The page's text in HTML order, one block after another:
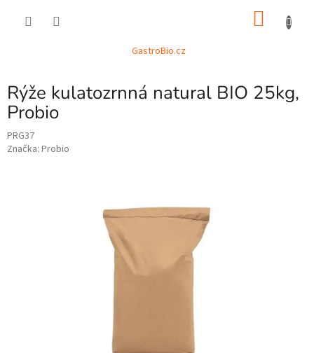
GastroBio.cz
Rýže kulatozrnná natural BIO 25kg,
Probio
PRG37
Značka: Probio